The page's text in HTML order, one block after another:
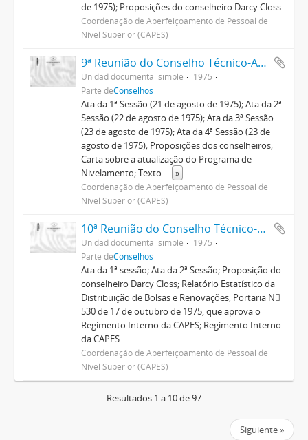
de 1975); Proposições do conselheiro Darcy Closs.
Coordenação de Aperfeiçoamento de Pessoal de
Nível Superior (CAPES)
9ª Reunião do Conselho Técnico-Administrativo
Unidad documental simple
1975
Parte deConselhos
Ata da 1ª Sessão (21 de agosto de 1975); Ata da 2ª
Sessão (22 de agosto de 1975); Ata da 3ª Sessão
(23 de agosto de 1975); Ata da 4ª Sessão (23 de
agosto de 1975); Proposições dos conselheiros;
Carta sobre a atualização do Programa de
Nivelamento; Texto ... »
Coordenação de Aperfeiçoamento de Pessoal de
Nível Superior (CAPES)
10ª Reunião do Conselho Técnico-Administrativo
Unidad documental simple
1975
Parte deConselhos
Ata da 1ª sessão; Ata da 2ª Sessão; Proposição do
conselheiro Darcy Closs; Relatório Estatístico da
Distribuição de Bolsas e Renovações; Portaria N
530 de 17 de outubro de 1975, que aprova o
Regimento Interno da CAPES; Regimento Interno
da CAPES.
Coordenação de Aperfeiçoamento de Pessoal de
Nível Superior (CAPES)
Resultados 1 a 10 de 97
Siguiente »